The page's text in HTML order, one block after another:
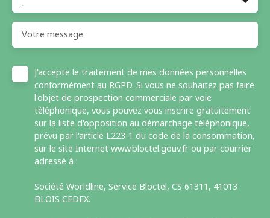
-
Votre message
J'accepte le traitement de mes données personnelles
conformément au RGPD. Si vous ne souhaitez pas faire
l'objet de prospection commerciale par voie
téléphonique, vous pouvez vous inscrire gratuitement
sur la liste d'opposition au démarchage téléphonique,
prévu par l'article L223-1 du code de la consommation,
sur le site Internet www.bloctel.gouv.fr ou par courrier
adressé à :
Société Worldline, Service Bloctel, CS 61311, 41013
BLOIS CEDEX.